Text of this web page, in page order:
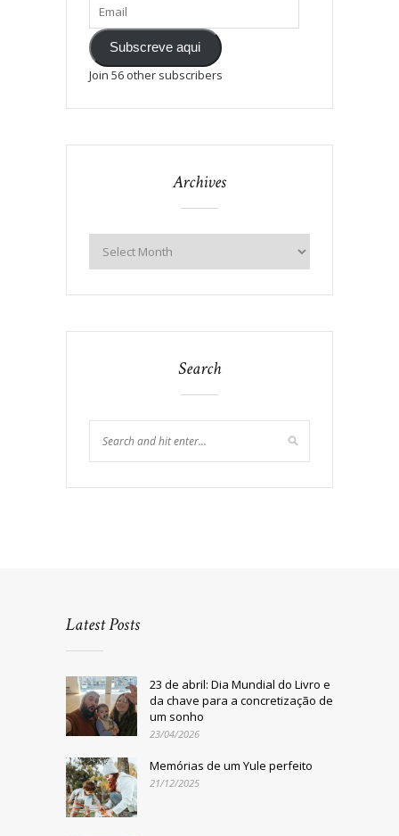
Subscreve aqui
Join 56 other subscribers
Archives
Search
Latest Posts
23 de abril: Dia Mundial do Livro e
da chave para a concretização de
um sonho
23/04/2026
Memórias de um Yule perfeito
21/12/2025